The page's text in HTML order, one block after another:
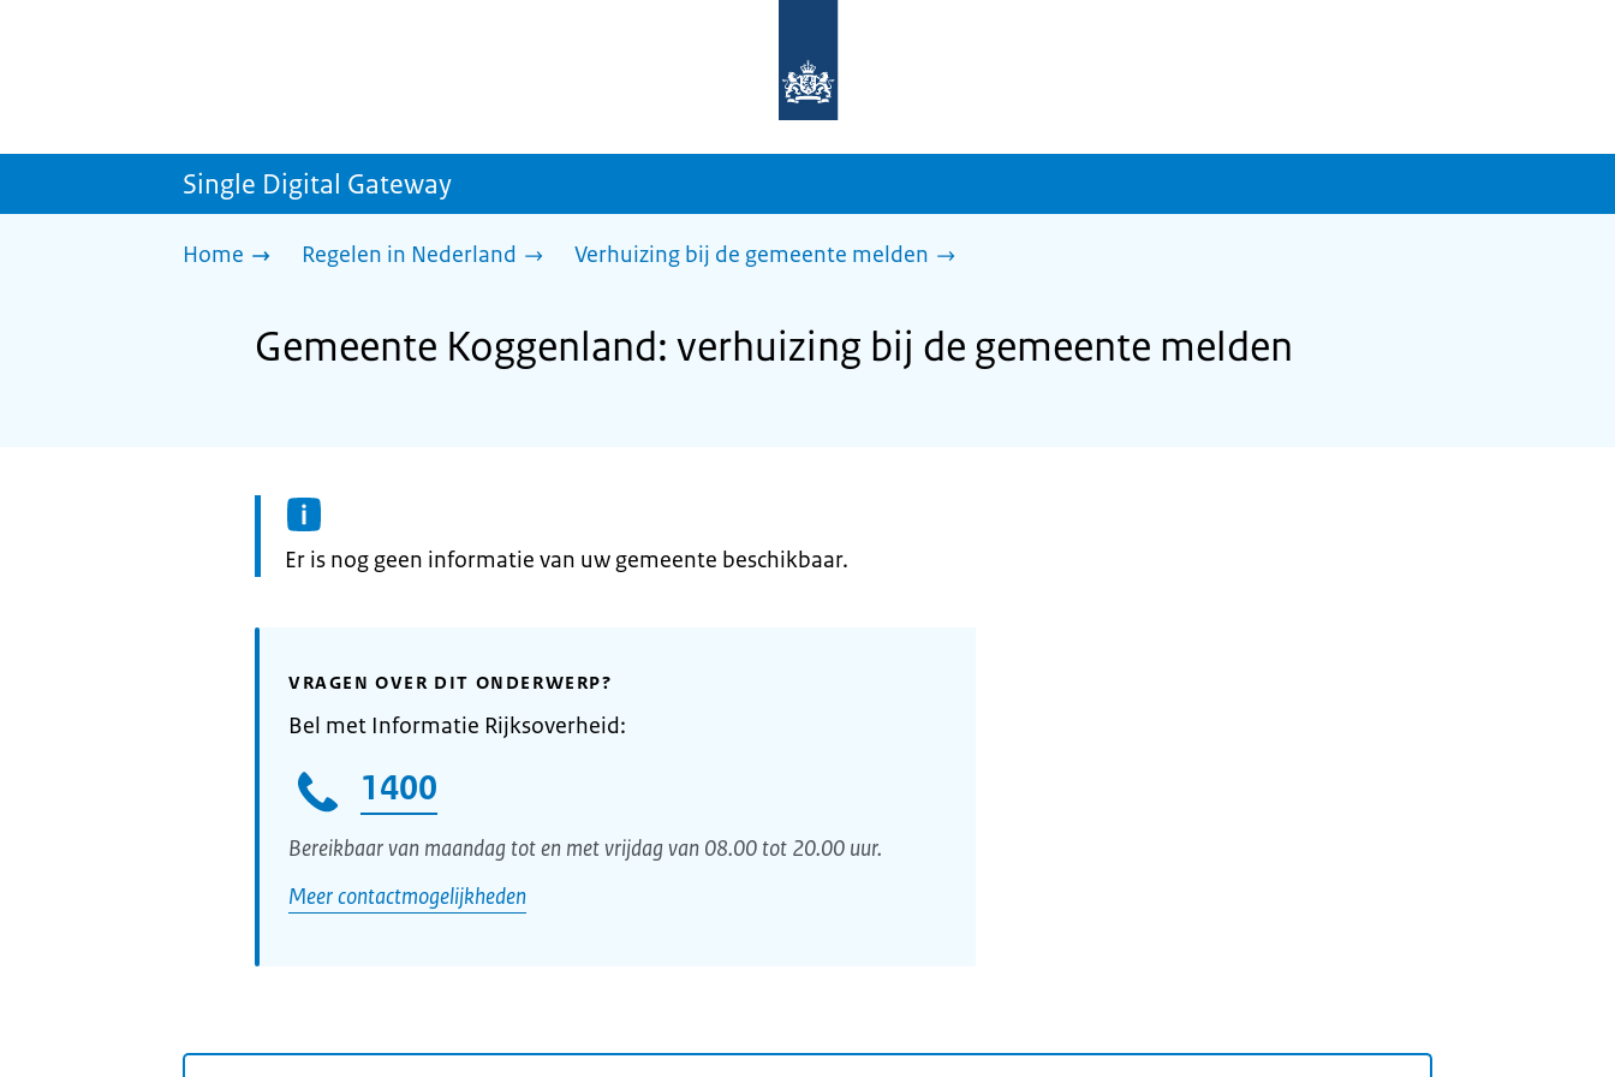
homepage
sdg.rijksoverheid.nl
Single Digital Gateway
Home Regelen in Nederland Verhuizing bij de gemeente melden
Gemeente Koggenland: verhuizing bij de gemeente melden
Informatie:
Er is nog geen informatie van uw gemeente beschikbaar.
VRAGEN OVER DIT ONDERWERP?
Bel met Informatie Rijksoverheid:
1400
Bereikbaar van maandag tot en met vrijdag van 08.00 tot 20.00 uur.
Meer contactmogelijkheden